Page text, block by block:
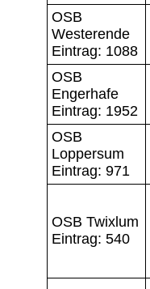
OSB
Westerende
Eintrag: 1088
OSB
Engerhafe
Eintrag: 1952
OSB
Loppersum
Eintrag: 971
OSB Twixlum
Eintrag: 540